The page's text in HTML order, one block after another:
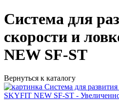
Система для
скорости и
NEW SF-ST
Вернуться к каталогу